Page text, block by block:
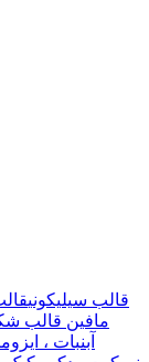
قالب سیلیکونی
مافین قالب
آبنبات ،